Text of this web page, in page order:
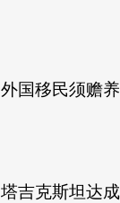
国移民须赡
吉克斯坦达